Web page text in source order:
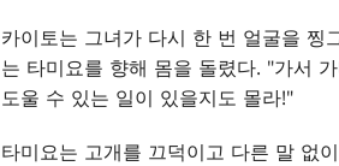
카이토는 그녀가 다시 한 번 얼굴을 찡
는 타미요를 향해 몸을 돌렸다. "가서
도울 수 있는 일이 있을지도 몰라!"
타미요는 고개를 끄덕이고 다른 말 없